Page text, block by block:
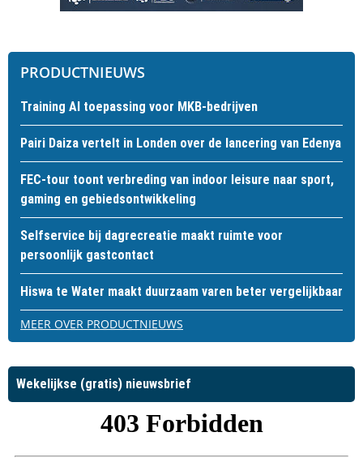
PRODUCTNIEUWS
Training AI toepassing voor MKB-bedrijven
Pairi Daiza vertelt in Londen over de lancering van Edenya
FEC-tour toont verbreding van indoor leisure naar sport,
gaming en gebiedsontwikkeling
Selfservice bij dagrecreatie maakt ruimte voor
persoonlijk gastcontact
Hiswa te Water maakt duurzaam varen beter vergelijkbaar
MEER OVER PRODUCTNIEUWS
Wekelijkse (gratis) nieuwsbrief